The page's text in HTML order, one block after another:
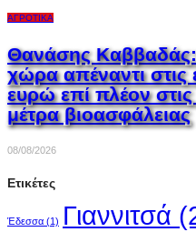
ΑΓΡΟΤΙΚΆ
Θανάσης Καββαδάς:
χώρα απέναντι στις
ευρώ επί πλέον στις
μέτρα βιοασφάλειας
08/08/2026
Ετικέτες
Έδεσσα (1) Γιαννιτσά